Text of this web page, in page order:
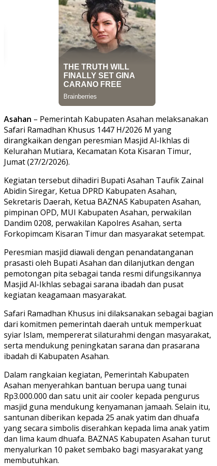
Asahan – Pemerintah Kabupaten Asahan melaksanakan
Safari Ramadhan Khusus 1447 H/2026 M yang
dirangkaikan dengan peresmian Masjid Al-Ikhlas di
Kelurahan Mutiara, Kecamatan Kota Kisaran Timur,
Jumat (27/2/2026).
Kegiatan tersebut dihadiri Bupati Asahan Taufik Zainal
Abidin Siregar, Ketua DPRD Kabupaten Asahan,
Sekretaris Daerah, Ketua BAZNAS Kabupaten Asahan,
pimpinan OPD, MUI Kabupaten Asahan, perwakilan
Dandim 0208, perwakilan Kapolres Asahan, serta
Forkopimcam Kisaran Timur dan masyarakat setempat.
Peresmian masjid diawali dengan penandatanganan
prasasti oleh Bupati Asahan dan dilanjutkan dengan
pemotongan pita sebagai tanda resmi difungsikannya
Masjid Al-Ikhlas sebagai sarana ibadah dan pusat
kegiatan keagamaan masyarakat.
Safari Ramadhan Khusus ini dilaksanakan sebagai bagian
dari komitmen pemerintah daerah untuk memperkuat
syiar Islam, mempererat silaturahmi dengan masyarakat,
serta mendukung peningkatan sarana dan prasarana
ibadah di Kabupaten Asahan.
Dalam rangkaian kegiatan, Pemerintah Kabupaten
Asahan menyerahkan bantuan berupa uang tunai
Rp3.000.000 dan satu unit air cooler kepada pengurus
masjid guna mendukung kenyamanan jamaah. Selain itu,
santunan diberikan kepada 25 anak yatim dan dhuafa
yang secara simbolis diserahkan kepada lima anak yatim
dan lima kaum dhuafa. BAZNAS Kabupaten Asahan turut
menyalurkan 10 paket sembako bagi masyarakat yang
membutuhkan.